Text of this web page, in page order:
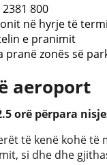
800
në hyrje të
e pranimit
pranë zonës së
aeroport
orë përpara
të kenë kohë
si dhe dhe